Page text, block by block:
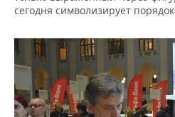
сегодня символизирует